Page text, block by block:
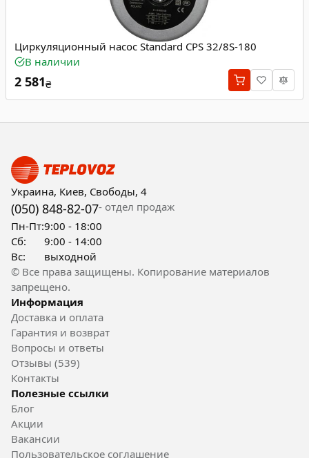
Циркуляционный насос Standard CPS 32/8S-180
В наличии
2 581₴
Украина, Киев, Свободы, 4
(050) 848-82-07- отдел продаж
Пн-Пт:9:00 - 18:00
Сб:
9:00 - 14:00
Вс:
выходной
© Все права защищены. Копирование материалов
запрещено.
Информация
Доставка и оплата
Гарантия и возврат
Вопросы и ответы
Отзывы (539)
Контакты
Полезные ссылки
Блог
Акции
Вакансии
Пользовательское соглашение